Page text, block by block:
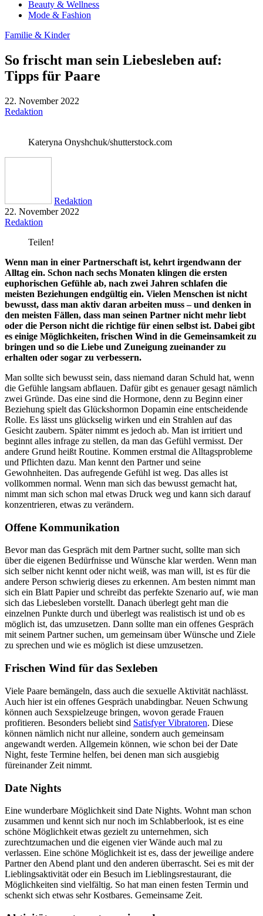
Beauty & Wellness
Mode & Fashion
Familie & Kinder
So frischt man sein Liebesleben auf:
Tipps für Paare
22. November 2022
Redaktion
Kateryna Onyshchuk/shutterstock.com
Redaktion
22. November 2022
Redaktion
Teilen!
Wenn man in einer Partnerschaft ist, kehrt irgendwann der
Alltag ein. Schon nach sechs Monaten klingen die ersten
euphorischen Gefühle ab, nach zwei Jahren schlafen die
meisten Beziehungen endgültig ein. Vielen Menschen ist nicht
bewusst, dass man aktiv daran arbeiten muss – und denken in
den meisten Fällen, dass man seinen Partner nicht mehr liebt
oder die Person nicht die richtige für einen selbst ist. Dabei gibt
es einige Möglichkeiten, frischen Wind in die Gemeinsamkeit zu
bringen und so die Liebe und Zuneigung zueinander zu
erhalten oder sogar zu verbessern.
Man sollte sich bewusst sein, dass niemand daran Schuld hat, wenn
die Gefühle langsam abflauen. Dafür gibt es genauer gesagt nämlich
zwei Gründe. Das eine sind die Hormone, denn zu Beginn einer
Beziehung spielt das Glückshormon Dopamin eine entscheidende
Rolle. Es lässt uns glückselig wirken und ein Strahlen auf das
Gesicht zaubern. Später nimmt es jedoch ab. Man ist irritiert und
beginnt alles infrage zu stellen, da man das Gefühl vermisst. Der
andere Grund heißt Routine. Kommen erstmal die Alltagsprobleme
und Pflichten dazu. Man kennt den Partner und seine
Gewohnheiten. Das aufregende Gefühl ist weg. Das alles ist
vollkommen normal. Wenn man sich das bewusst gemacht hat,
nimmt man sich schon mal etwas Druck weg und kann sich darauf
konzentrieren, etwas zu verändern.
Offene Kommunikation
Bevor man das Gespräch mit dem Partner sucht, sollte man sich
über die eigenen Bedürfnisse und Wünsche klar werden. Wenn man
sich selber nicht kennt oder nicht weiß, was man will, ist es für die
andere Person schwierig dieses zu erkennen. Am besten nimmt man
sich ein Blatt Papier und schreibt das perfekte Szenario auf, wie man
sich das Liebesleben vorstellt. Danach überlegt geht man die
einzelnen Punkte durch und überlegt was realistisch ist und ob es
möglich ist, das umzusetzen. Dann sollte man ein offenes Gespräch
mit seinem Partner suchen, um gemeinsam über Wünsche und Ziele
zu sprechen und wie es möglich ist diese umzusetzen.
Frischen Wind für das Sexleben
Viele Paare bemängeln, dass auch die sexuelle Aktivität nachlässt.
Auch hier ist ein offenes Gespräch unabdingbar. Neuen Schwung
können auch Sexspielzeuge bringen, wovon gerade Frauen
profitieren. Besonders beliebt sind Satisfyer Vibratoren. Diese
können nämlich nicht nur alleine, sondern auch gemeinsam
angewandt werden. Allgemein können, wie schon bei der Date
Night, feste Termine helfen, bei denen man sich ausgiebig
füreinander Zeit nimmt.
Date Nights
Eine wunderbare Möglichkeit sind Date Nights. Wohnt man schon
zusammen und kennt sich nur noch im Schlabberlook, ist es eine
schöne Möglichkeit etwas gezielt zu unternehmen, sich
zurechtzumachen und die eigenen vier Wände auch mal zu
verlassen. Eine schöne Möglichkeit ist es, dass der jeweilige andere
Partner den Abend plant und den anderen überrascht. Sei es mit der
Lieblingsaktivität oder ein Besuch im Lieblingsrestaurant, die
Möglichkeiten sind vielfältig. So hat man einen festen Termin und
schenkt sich etwas sehr Kostbares. Gemeinsame Zeit.